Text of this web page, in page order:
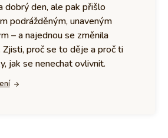
dobrý den, ale pak přišlo
podrážděným, unaveným
– a najednou se změnila
Zjisti, proč se to děje a proč ti
jak se nenechat ovlivnit.